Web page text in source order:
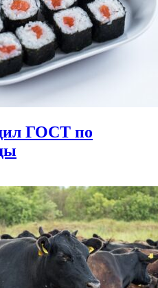
ГОСТ по